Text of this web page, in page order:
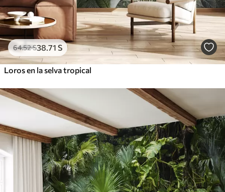
64.52S38.71 S
Loros en la selva tropical